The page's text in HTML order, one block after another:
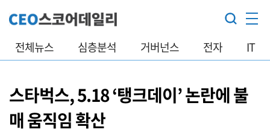
전체뉴스 심층분석 거버넌스 전자 IT
스타벅스, 5.18 ‘탱크데이’ 논란에 불
매 움직임 확산